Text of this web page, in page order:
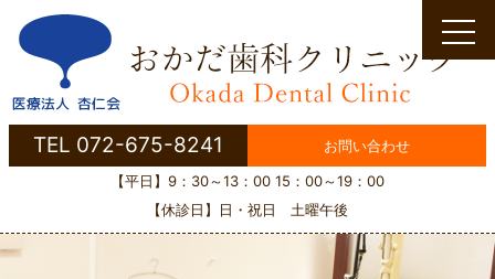
Skip
content
TEL 072-675-8241
お問い合わせ
【平日】9：30～13：00 15：00～19：00
【休診日】日・祝日 土曜午後